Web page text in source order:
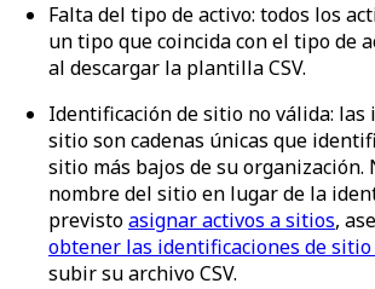
Falta del tipo de activo: todos los
un tipo que coincida con el tipo de
al descargar la plantilla CSV.
Identificación de sitio no válida: las
sitio son cadenas únicas que
sitio más bajos de su organización.
nombre del sitio en lugar de la
previstoasignar activos a sitios,
obtener las identificaciones de sitio
subir su archivo CSV.